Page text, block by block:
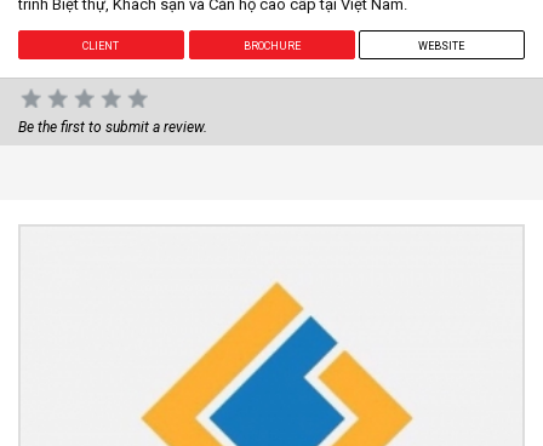
trình Biệt thự, Khách sạn và Căn hộ cao cấp tại Việt Nam.
CLIENT BROCHURE WEBSITE
Be the first to submit a review.